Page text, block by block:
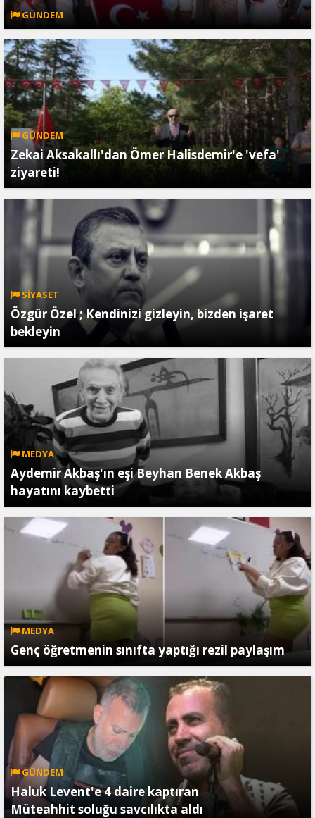
GÜNDEM
GÜNDEM
Zekai Aksakallı'dan Ömer Halisdemir'e 'vefa'
ziyareti!
SİYASET
Özgür Özel ; Kendinizi gizleyin, bizden işaret
bekleyin
MEDYA
Aydemir Akbaş'ın eşi Beyhan Benek Akbaş
hayatını kaybetti
MEDYA
Genç öğretmenin sınıfta yaptığı rezil paylaşım
GÜNDEM
Haluk Levent'e 4 daire kaptıran
Müteahhit soluğu savcılıkta aldı